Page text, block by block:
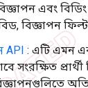
বিজ্ঞাপন এবং
বিজ্ঞাপন
API : এটি এমন
সংরক্ষিত